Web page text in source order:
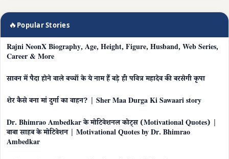
🔥 Popular Stories
Rajni NeonX Biography, Age, Height, Figure, Husband, Web Series,
Career & More
सावन में पैदा होने वाले बच्चों के ये नाम हैं बड़े ही पवित्र महादेव की बरसेगी कृपा
शेर कैसे बना मां दुर्गा का वाहन? | Sher Maa Durga Ki Sawaari story
Dr. Bhimrao Ambedkar के मोटिवेशनल कोट्स (Motivational Quotes) |
बाबा साहब के मोटिवेशन | Motivational Quotes by Dr. Bhimrao
Ambedkar